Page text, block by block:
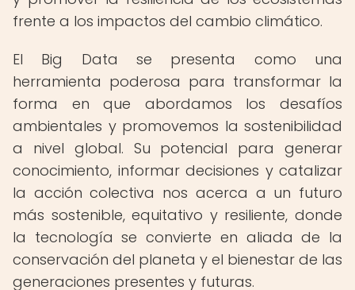
frente a los impactos del cambio climático.
El Big Data se presenta como una
herramienta poderosa para transformar la
forma en que abordamos los desafíos
ambientales y promovemos la sostenibilidad
a nivel global. Su potencial para generar
conocimiento, informar decisiones y catalizar
la acción colectiva nos acerca a un futuro
más sostenible, equitativo y resiliente, donde
la tecnología se convierte en aliada de la
conservación del planeta y el bienestar de las
generaciones presentes y futuras.